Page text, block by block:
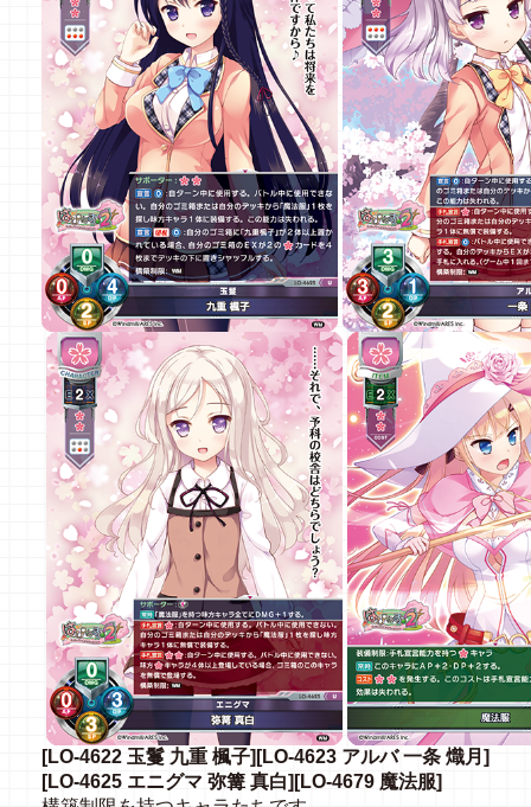
[LO-4622 玉鬘 九重 楓子][LO-4623 アルバ 一条 熾月]
[LO-4625 エニグマ 弥篝 真白][LO-4679 魔法服]